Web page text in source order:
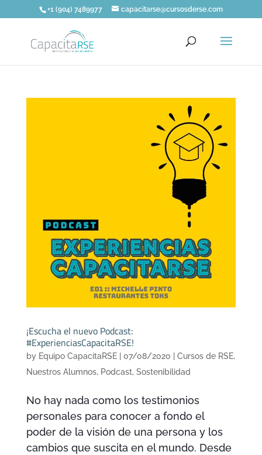
+1 (904) 7489977 capacitarse@cursosderse.com
¡Escucha el nuevo Podcast:
#ExperienciasCapacitaRSE!
by Equipo CapacitaRSE| 07/08/2020 Cursos de RSE,
Nuestros Alumnos, Podcast, Sostenibilidad
No hay nada como los testimonios
personales para conocer a fondo el
poder de la visión de una persona y los
cambios que suscita en el mundo. Desde